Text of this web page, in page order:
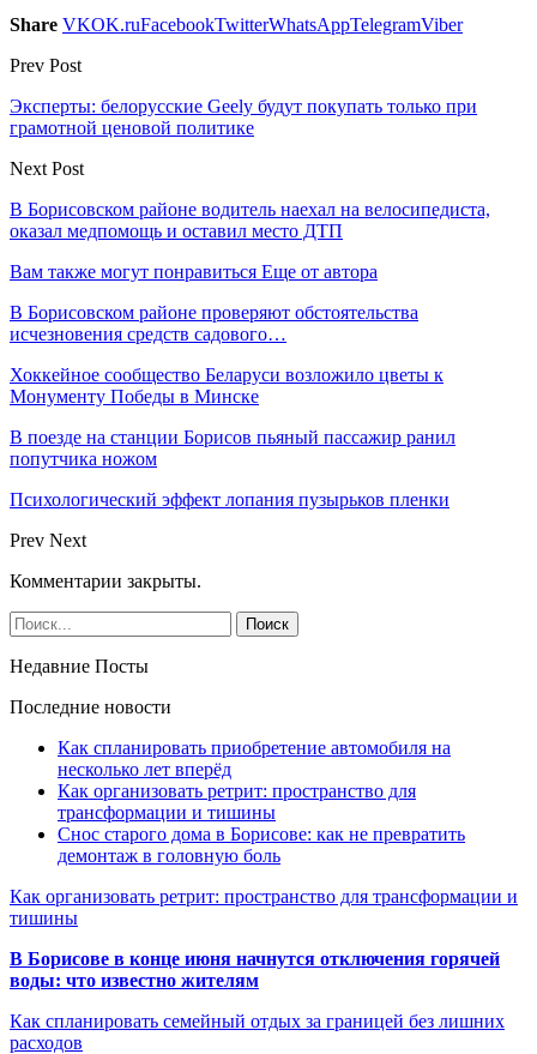
Share VKOK.ruFacebookTwitterWhatsAppTelegramViber
Prev Post
Эксперты: белорусские Geely будут покупать только при
грамотной ценовой политике
Next Post
В Борисовском районе водитель наехал на велосипедиста,
оказал медпомощь и оставил место ДТП
Вам также могут понравиться Еще от автора
В Борисовском районе проверяют обстоятельства
исчезновения средств садового…
Хоккейное сообщество Беларуси возложило цветы к
Монументу Победы в Минске
В поезде на станции Борисов пьяный пассажир ранил
попутчика ножом
Психологический эффект лопания пузырьков пленки
Prev Next
Комментарии закрыты.
Недавние Посты
Последние новости
Как спланировать приобретение автомобиля на
несколько лет вперёд
Как организовать ретрит: пространство для
трансформации и тишины
Снос старого дома в Борисове: как не превратить
демонтаж в головную боль
Как организовать ретрит: пространство для трансформации и
тишины
В Борисове в конце июня начнутся отключения горячей
воды: что известно жителям
Как спланировать семейный отдых за границей без лишних
расходов